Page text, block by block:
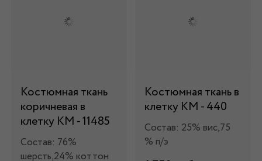
Костюмная ткань
коричневая в
клетку КМ - 11485
Состав: 76%
шерсть,24% коттон
Костюмная ткань в
клетку КМ - 440
Состав: 25% вис,75
% п/э